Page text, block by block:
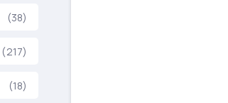
(38)
(217)
(18)